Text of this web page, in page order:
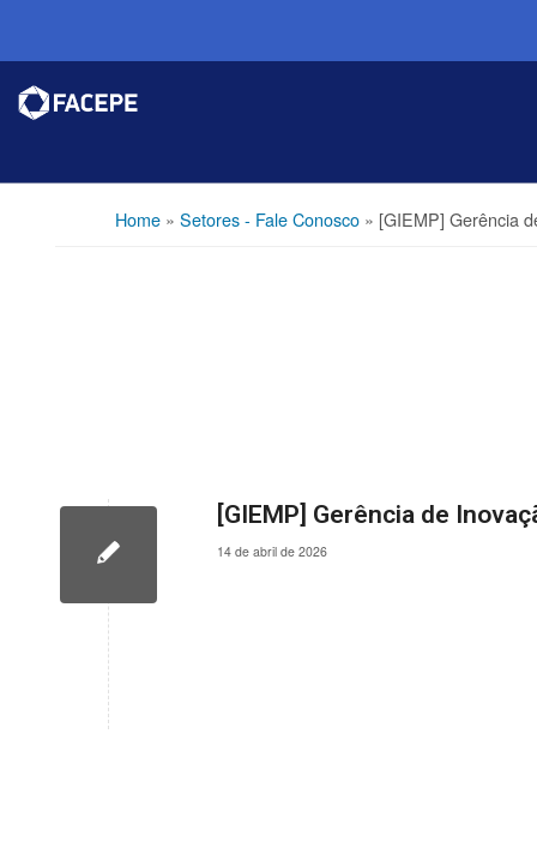
Home» Setores - Fale Conosco» [GIEMP] Gerência
[GIEMP] Gerência de
14 de abril de 2026